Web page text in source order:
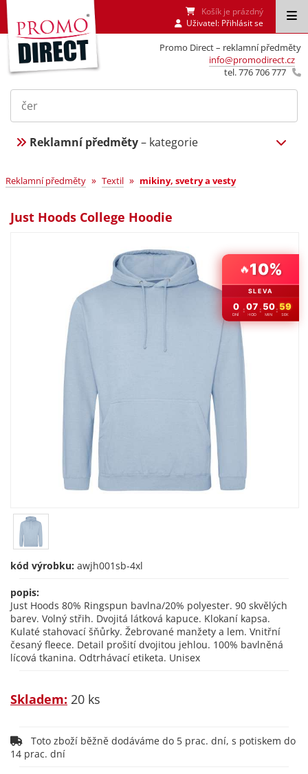
Promo Direct – reklamní předměty
info@promodirect.cz
tel. 776 706 777
Košík je prázdný
Uživatel: Přihlásit se
Reklamní předměty– kategorie
Reklamní předměty » Textil » mikiny, svetry a vesty
Just Hoods College Hoodie
🔥10%
SLEVA
0
DNÍ
:07
HOD
: 50
MIN
: 58
SEK
kód výrobku: awjh001sb-4xl
popis:
Just Hoods 80% Ringspun bavlna/20% polyester. 90 skvělých
barev. Volný střih. Dvojitá látková kapuce. Klokaní kapsa.
Kulaté stahovací šňůrky. Žebrované manžety a lem. Vnitřní
česaný fleece. Detail prošití dvojitou jehlou. 100% bavlněná
lícová tkanina. Odtrhávací etiketa. Unisex
Skladem: 20 ks
14 prac. dní